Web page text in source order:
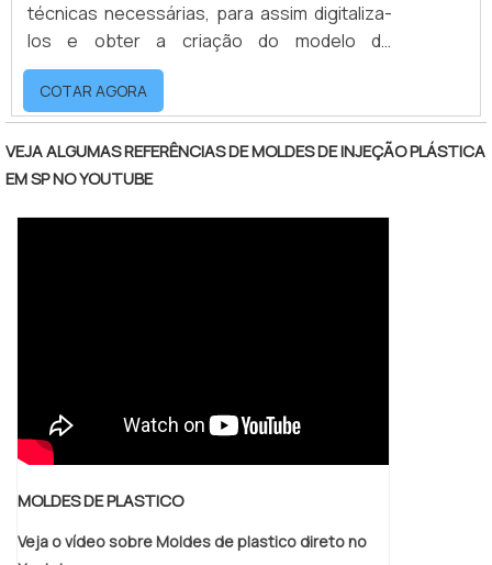
técnicas necessárias, para assim digitaliza-
los e obter a criação do modelo de
prototipagem, que pode ser feito em 2D ou
3D, por fim este molde específico é
fabricado e está pronto para criar peças ou
objetos de diferentes tamanhos, formatos e
materiais, quando inserido em uma máquina
COTAR AGORA
VEJA ALGUMAS REFERÊNCIAS DE MOLDES DE INJEÇÃO PLÁSTICA
EM SP NO YOUTUBE
MOLDES DE PLASTICO
Veja o vídeo sobre Moldes de plastico direto no